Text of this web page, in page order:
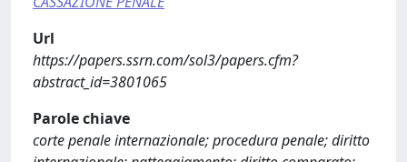
Url
https://papers.ssrn.com/sol3/papers.cfm?
abstract_id=3801065
Parole chiave
corte penale internazionale; procedura penale; diritto